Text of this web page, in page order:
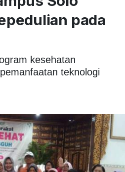
pada
kesehatan
teknologi